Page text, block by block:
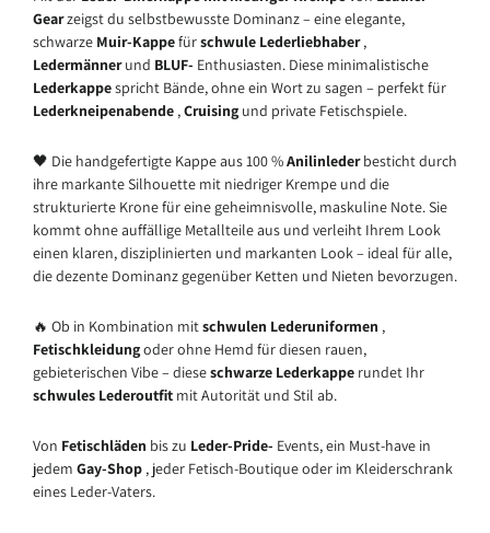
Gearzeigst du selbstbewusste Dominanz – eine elegante,
schwarze Muir-Kappefürschwule Lederliebhaber,
Ledermännerund BLUF- Enthusiasten. Diese minimalistische
Lederkappespricht Bände, ohne ein Wort zu sagen – perfekt für
Lederkneipenabende ,Cruising und private Fetischspiele.
🖤 ​​Die handgefertigte Kappe aus 100 %Anilinlederbesticht durch
ihre markante Silhouette mit niedriger Krempe und die
strukturierte Krone für eine geheimnisvolle, maskuline Note. Sie
kommt ohne auffällige Metallteile aus und verleiht Ihrem Look
einen klaren, disziplinierten und markanten Look – ideal für alle,
die dezente Dominanz gegenüber Ketten und Nieten bevorzugen.
🔥 Ob in Kombination mitschwulen Lederuniformen ,
Fetischkleidungoder ohne Hemd für diesen rauen,
gebieterischen Vibe – dieseschwarze Lederkappe rundet Ihr
schwules Lederoutfit mit Autorität und Stil ab.
Von Fetischläden bis zu Leder-Pride- Events,ein Must-have in
jedem Gay-Shop , jeder Fetisch-Boutique oder im Kleiderschrank
eines Leder-Vaters.